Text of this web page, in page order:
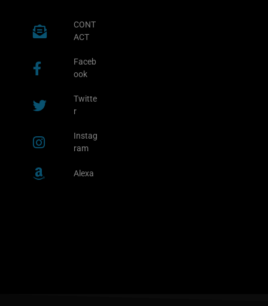
CONT
ACT
Faceb
ook
Twitte
r
Instag
ram
Alexa